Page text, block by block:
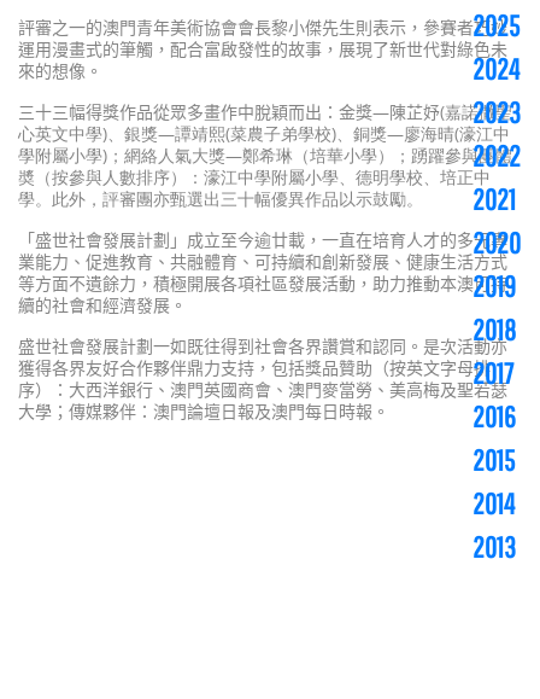
評審之一的澳門青年美術協會會長黎小傑先生則表示，參賽者巧妙
運用漫畫式的筆觸，配合富啟發性的故事，展現了新世代對綠色未
來的想像。
三十三幅得獎作品從眾多畫作中脫穎而出：金獎—陳芷妤(嘉諾撒聖
心英文中學)、銀獎—譚靖熙(菜農子弟學校)、銅獎—廖海晴(濠江中
學附屬小學)；網絡人氣大獎—鄭希琳（培華小學）；踴躍參與團體
奬（按參與人數排序）：濠江中學附屬小學、德明學校、培正中
學。此外，評審團亦甄選出三十幅優異作品以示鼓勵。
「盛世社會發展計劃」成立至今逾廿載， 一直在培育人才的多元專
業能力、促進教育、共融體育、可持續和創新發展、健康生活方式
等方面不遺餘力，積極開展各項社區發展活動，助力推動本澳可持
續的社會和經濟發展。
盛世社會發展計劃一如既往得到社會各界讚賞和認同。是次活動亦
獲得各界友好合作夥伴鼎力支持，包括獎品贊助（按英文字母排
序）：大西洋銀行、澳門英國商會、澳門麥當勞、美高梅及聖若瑟
大學；傳媒夥伴：澳門論壇日報及澳門每日時報。
2025
2024
2023
2022
2021
2020
2019
2018
2017
2016
2015
2014
2013